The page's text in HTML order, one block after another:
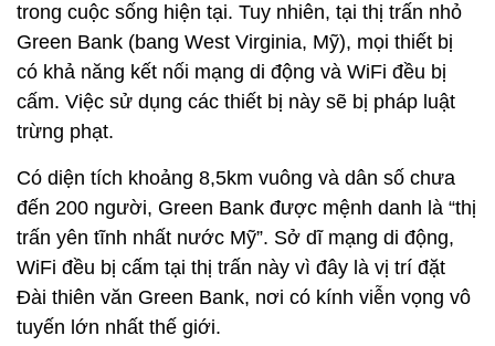
trong cuộc sống hiện tại. Tuy nhiên, tại thị trấn nhỏ
Green Bank (bang West Virginia, Mỹ), mọi thiết bị
có khả năng kết nối mạng di động và WiFi đều bị
cấm. Việc sử dụng các thiết bị này sẽ bị pháp luật
trừng phạt.
Có diện tích khoảng 8,5km vuông và dân số chưa
đến 200 người, Green Bank được mệnh danh là “thị
trấn yên tĩnh nhất nước Mỹ”. Sở dĩ mạng di động,
WiFi đều bị cấm tại thị trấn này vì đây là vị trí đặt
Đài thiên văn Green Bank, nơi có kính viễn vọng vô
tuyến lớn nhất thế giới.